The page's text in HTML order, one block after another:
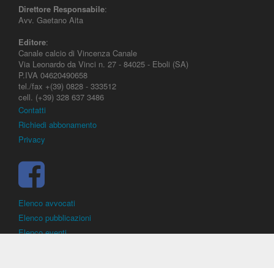
Direttore Responsabile:
Avv. Gaetano Aita
Editore:
Canale calcio di Vincenza Canale
Via Leonardo da Vinci n. 27 - 84025 - Eboli (SA)
P.IVA 04620490658
tel./fax +(39) 0828 - 333512
cell. (+39) 328 637 3486
Contatti
Richiedi abbonamento
Privacy
Elenco avvocati
Elenco pubblicazioni
Elenco eventi